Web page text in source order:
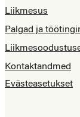
Liikmesus
Palgad ja
Kontaktandmed
Evästeasetukset